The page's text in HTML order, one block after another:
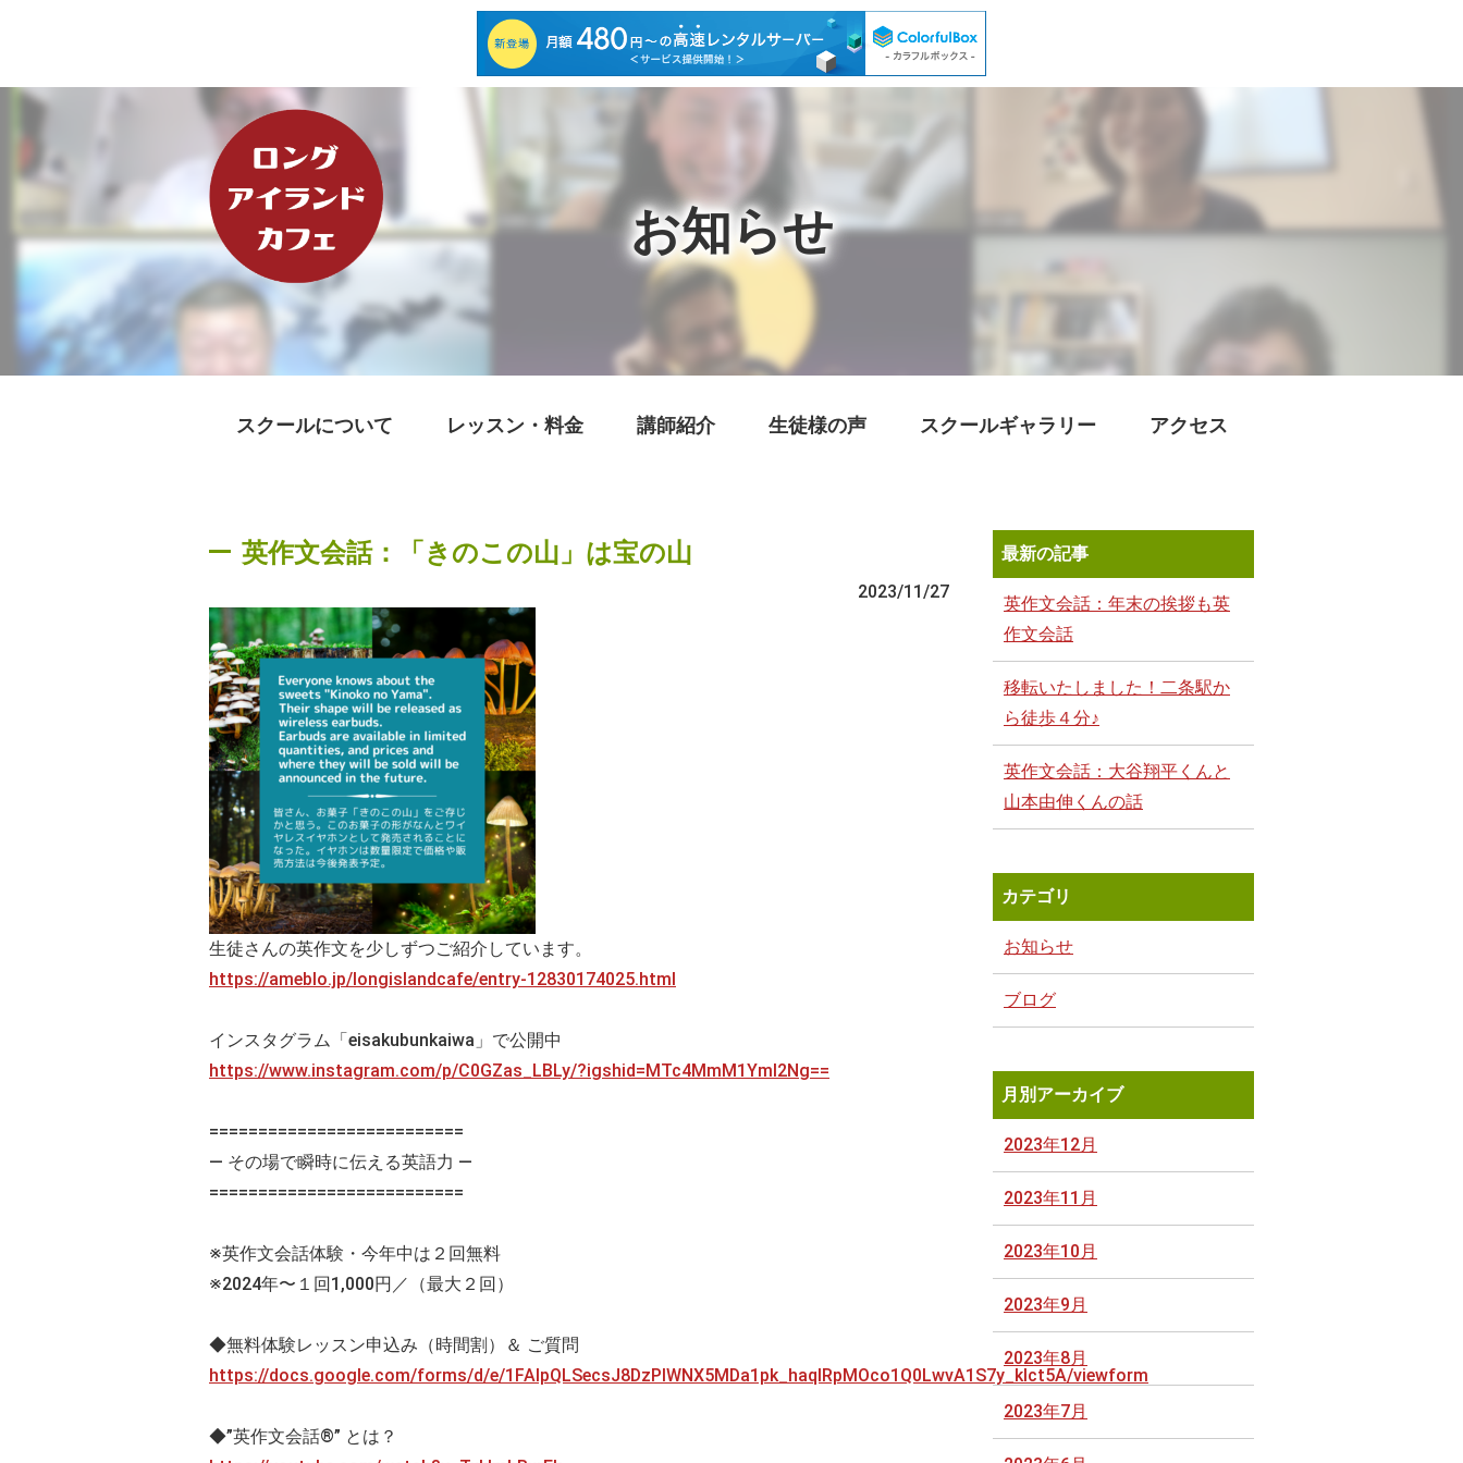
お知らせ
スクールについて レッスン・料金 講師紹介 生徒様の声 スクールギャラリー アクセス
英作文会話：「きのこの山」は宝の山
2023/11/27
生徒さんの英作文を少しずつご紹介しています。
https://ameblo.jp/longislandcafe/entry-12830174025.html
インスタグラム「eisakubunkaiwa」で公開中
https://www.instagram.com/p/C0GZas_LBLy/?igshid=MTc4MmM1YmI2Ng==
==========================
— その場で瞬時に伝える英語力 —
==========================
※英作文会話体験・今年中は２回無料
※2024年〜１回1,000円／（最大２回）
◆無料体験レッスン申込み（時間割）＆ ご質問
https://docs.google.com/forms/d/e/1FAIpQLSecsJ8DzPlWNX5MDa1pk_haqlRpMOco1Q0LwvA1S7y_klct5A/viewform
◆”英作文会話®” とは？
最新の記事
英作文会話：年末の挨拶も英
作文会話
移転いたしました！二条駅か
ら徒歩４分♪
英作文会話：大谷翔平くんと
山本由伸くんの話
カテゴリ
お知らせ
ブログ
月別アーカイブ
2023年12月
2023年11月
2023年10月
2023年9月
2023年8月
2023年7月